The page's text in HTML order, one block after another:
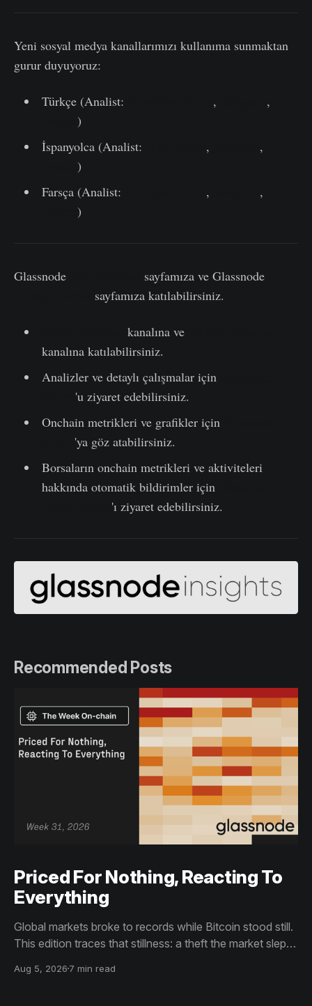
Yeni sosyal medya kanallarımızı kullanıma sunmaktan
gurur duyuyoruz:
Türkçe (Analist: ,
,
)
İspanyolca (Analist:
,
,
)
Farsça (Analist:
,
,
)
Glassnode
sayfamıza ve Glassnode
sayfamıza katılabilirsiniz.
kanalına ve
kanalına katılabilirsiniz.
Analizler ve detaylı çalışmalar için
'u ziyaret edebilirsiniz.
Onchain metrikleri ve grafikler için
'ya göz atabilirsiniz.
Borsaların onchain metrikleri ve aktiviteleri
hakkında otomatik bildirimler için
'ı ziyaret edebilirsiniz.
Recommended Posts
Priced For Nothing, Reacting To
Everything
Global markets broke to records while Bitcoin stood still.
This edition traces that stillness: a theft the market slept
than capitulation, and an options market priced for
Aug 5, 2026 7 min read